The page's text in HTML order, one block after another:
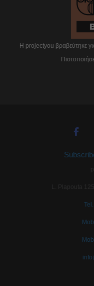
Η projectyou βραβεύτηκε
L. Plapouta